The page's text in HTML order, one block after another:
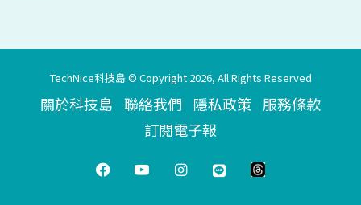
TechNice科技島 © Copyright 2026, All Rights Reserved
關於科技島 聯絡我們 隱私政策 服務條款
訂閱電子報